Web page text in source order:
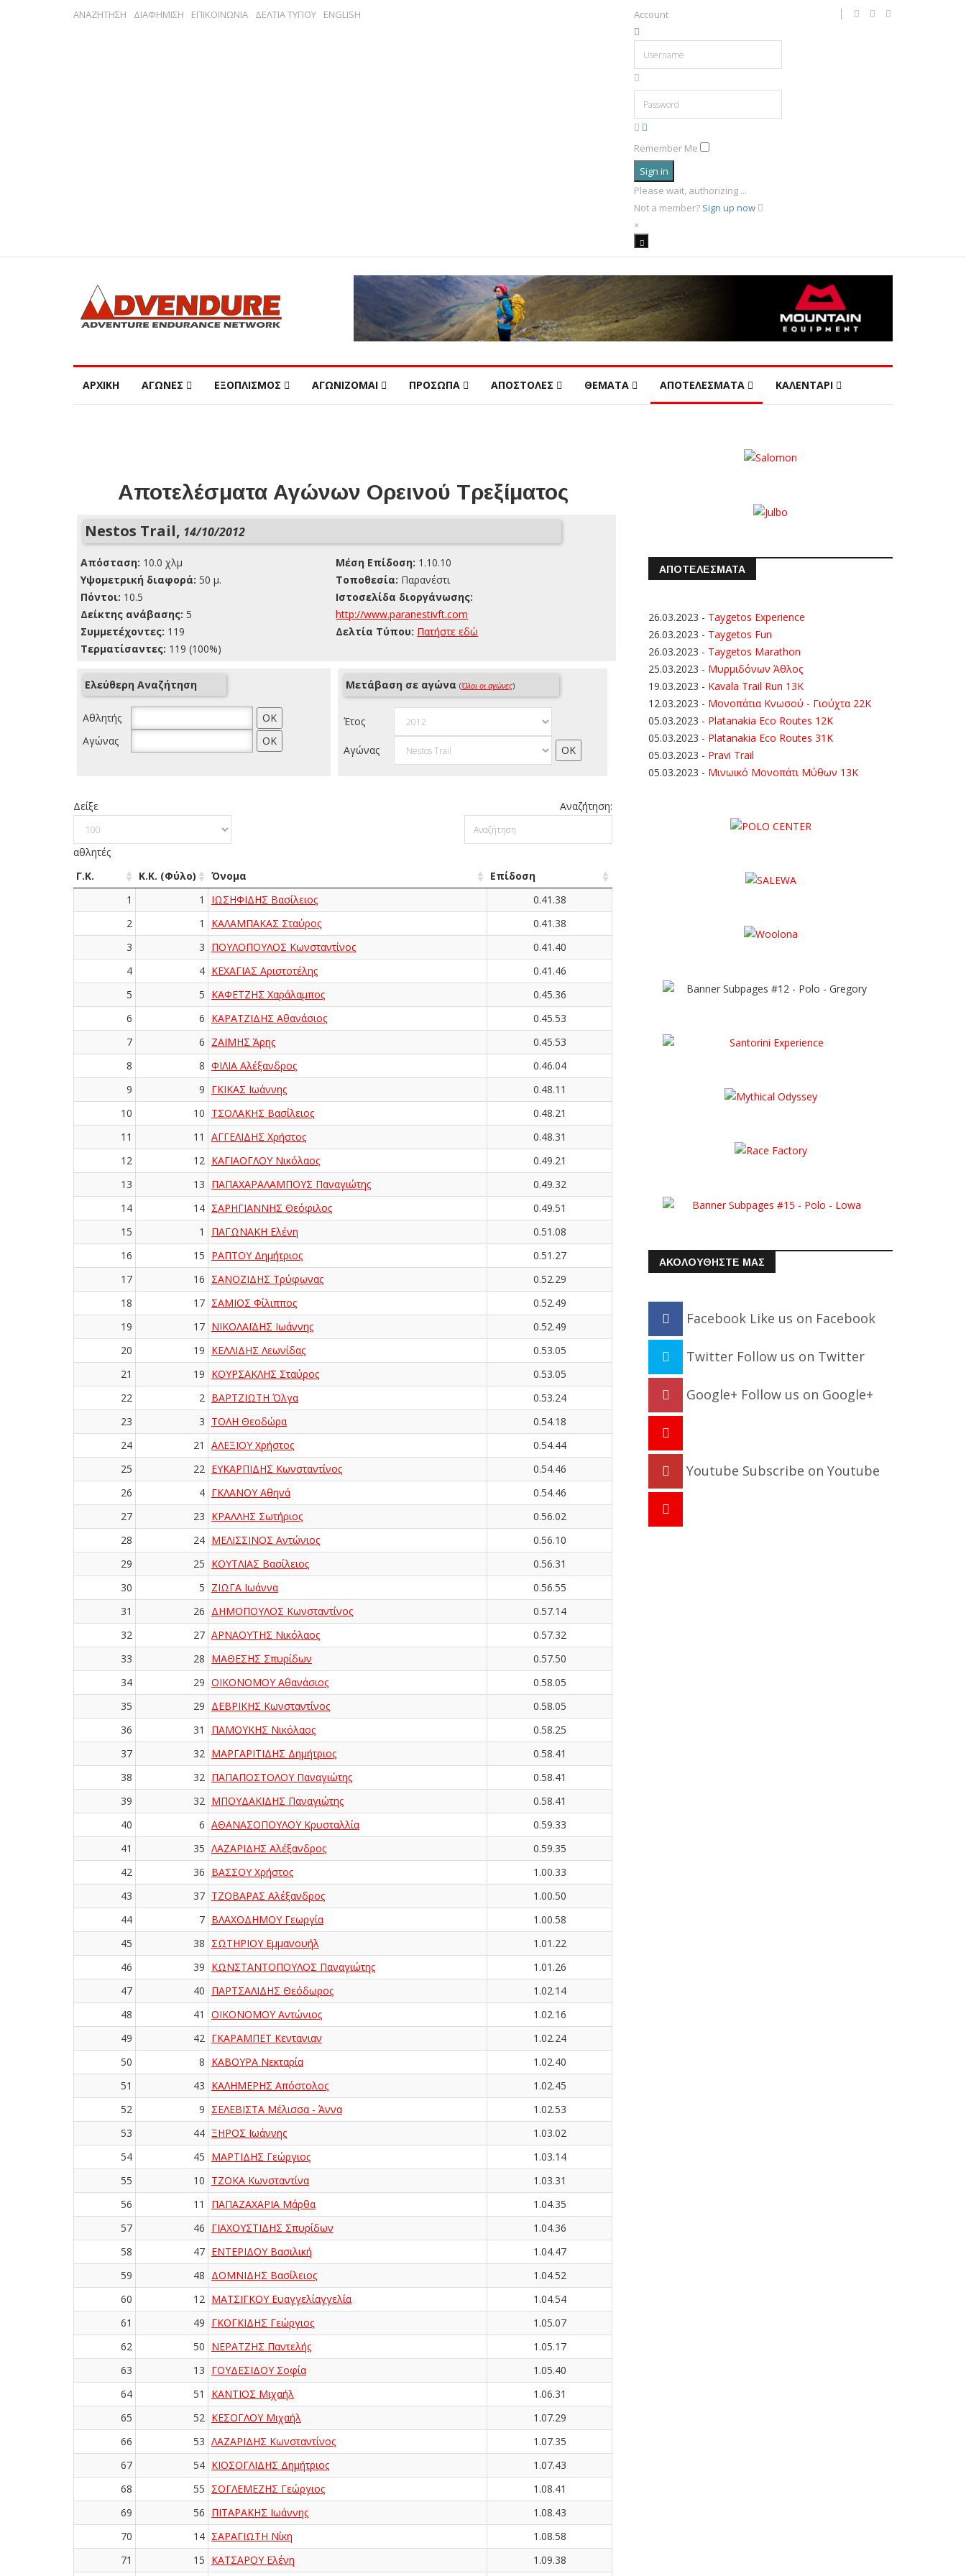
ΑΝΑΖΗΤΗΣΗ ΔΙΑΦΗΜΙΣΗ ΕΠΙΚΟΙΝΩΝΙΑ ΔΕΛΤΙΑ ΤΥΠΟΥ ENGLISH Account
Remember Me
Sign in
Please wait, authorizing ...
Not a member? Sign up now
×
ΑΡΧΙΚΗ ΑΓΩΝΕΣ ΕΞΟΠΛΙΣΜΟΣ ΑΓΩΝΙΖΟΜΑΙ ΠΡΟΣΩΠΑ ΑΠΟΣΤΟΛΕΣ ΘΕΜΑΤΑ ΑΠΟΤΕΛΕΣΜΑΤΑ ΚΑΛΕΝΤΑΡΙ
Αποτελέσματα Αγώνων Ορεινού Τρεξίματος
Nestos Trail, 14/10/2012
Απόσταση: 10.0 χλμ
Yψομετρική διαφορά: 50 μ.
Πόντοι: 10.5
Δείκτης ανάβασης: 5
Συμμετέχοντες: 119
Τερματίσαντες: 119 (100%)
Μέση Επίδοση: 1.10.10
Τοποθεσία: Παρανέστι
Ιστοσελίδα διοργάνωσης:
http://www.paranestivft.com
Δελτία Τύπου: Πατήστε εδώ
Ελεύθερη Αναζήτηση
Αθλητής
Αγώνας
Μετάβαση σε αγώνα (Όλοι οι αγώνες)
Έτος
Αγώνας
Δείξε
αθλητές
Αναζήτηση:
Γ.Κ. Κ.Κ. (Φύλο) Όνομα
Επίδοση
1
1 ΙΩΣΗΦΙΔΗΣ Βασίλειος
0.41.38
2
1 ΚΑΛΑΜΠΑΚΑΣ Σταύρος
0.41.38
3
3 ΠΟΥΛΟΠΟΥΛΟΣ Κωνσταντίνος
0.41.40
4
4 ΚΕΧΑΓΙΑΣ Αριστοτέλης
0.41.46
5
5 ΚΑΦΕΤΖΗΣ Χαράλαμπος
0.45.36
6
6 ΚΑΡΑΤΖΙΔΗΣ Αθανάσιος
0.45.53
7
6 ΖΑΪΜΗΣ Άρης
0.45.53
8
8 ΦΙΛΙΑ Αλέξανδρος
0.46.04
9
9 ΓΚΙΚΑΣ Ιωάννης
0.48.11
10
10 ΤΣΟΛΑΚΗΣ Βασίλειος
0.48.21
11
11 ΑΓΓΕΛΙΔΗΣ Χρήστος
0.48.31
12
12 ΚΑΓΙΑΟΓΛΟΥ Νικόλαος
0.49.21
13
13 ΠΑΠΑΧΑΡΑΛΑΜΠΟΥΣ Παναγιώτης
0.49.32
14
14 ΣΑΡΗΓΙΑΝΝΗΣ Θεόφιλος
0.49.51
15
1 ΠΑΓΩΝΑΚΗ Ελένη
0.51.08
16
15 ΡΑΠΤΟΥ Δημήτριος
0.51.27
17
16 ΣΑΝΟΖΙΔΗΣ Τρύφωνας
0.52.29
18
17 ΣΑΜΙΟΣ Φίλιππος
0.52.49
19
17 ΝΙΚΟΛΑΪΔΗΣ Ιωάννης
0.52.49
20
19 ΚΕΛΛΙΔΗΣ Λεωνίδας
0.53.05
21
19 ΚΟΥΡΣΑΚΛΗΣ Σταύρος
0.53.05
22
2 ΒΑΡΤΖΙΩΤΗ Όλγα
0.53.24
23
3 ΤΟΛΗ Θεοδώρα
0.54.18
24
21 ΑΛΕΞΙΟΥ Χρήστος
0.54.44
25
22 ΕΥΚΑΡΠΙΔΗΣ Κωνσταντίνος
0.54.46
26
4 ΓΚΛΑΝΟΥ Αθηνά
0.54.46
27
23 ΚΡΑΛΛΗΣ Σωτήριος
0.56.02
28
24 ΜΕΛΙΣΣΙΝΟΣ Αντώνιος
0.56.10
29
25 ΚΟΥΤΛΙΑΣ Βασίλειος
0.56.31
30
5 ΖΙΩΓΑ Ιωάννα
0.56.55
31
26 ΔΗΜΟΠΟΥΛΟΣ Κωνσταντίνος
0.57.14
32
27 ΑΡΝΑΟΥΤΗΣ Νικόλαος
0.57.32
33
28 ΜΑΘΕΣΗΣ Σπυρίδων
0.57.50
34
29 ΟΙΚΟΝΟΜΟΥ Αθανάσιος
0.58.05
35
29 ΔΕΒΡΙΚΗΣ Κωνσταντίνος
0.58.05
36
31 ΠΑΜΟΥΚΗΣ Νικόλαος
0.58.25
37
32 ΜΑΡΓΑΡΙΤΙΔΗΣ Δημήτριος
0.58.41
38
32 ΠΑΠΑΠΟΣΤΟΛΟΥ Παναγιώτης
0.58.41
39
32 ΜΠΟΥΔΑΚΙΔΗΣ Παναγιώτης
0.58.41
40
6 ΑΘΑΝΑΣΟΠΟΥΛΟΥ Κρυσταλλία
0.59.33
41
35 ΛΑΖΑΡΙΔΗΣ Αλέξανδρος
0.59.35
42
36 ΒΑΣΣΟΥ Χρήστος
1.00.33
43
37 ΤΖΟΒΑΡΑΣ Αλέξανδρος
1.00.50
44
7 ΒΛΑΧΟΔΗΜΟΥ Γεωργία
1.00.58
45
38 ΣΩΤΗΡΙΟΥ Εμμανουήλ
1.01.22
46
39 ΚΩΝΣΤΑΝΤΟΠΟΥΛΟΣ Παναγιώτης
1.01.26
47
40 ΠΑΡΤΣΑΛΙΔΗΣ Θεόδωρος
1.02.14
48
41 ΟΙΚΟΝΟΜΟΥ Αντώνιος
1.02.16
49
42 ΓΚΑΡΑΜΠΕΤ Κεντανιαν
1.02.24
50
8 ΚΑΒΟΥΡΑ Νεκταρία
1.02.40
51
43 ΚΑΛΗΜΕΡΗΣ Απόστολος
1.02.45
52
9 ΣΕΛΕΒΙΣΤΑ Μέλισσα - Άννα
1.02.53
53
44 ΞΗΡΟΣ Ιωάννης
1.03.02
54
45 ΜΑΡΤΙΔΗΣ Γεώργιος
1.03.14
55
10 ΤΖΟΚΑ Κωνσταντίνα
1.03.31
56
11 ΠΑΠΑΖΑΧΑΡΙΑ Μάρθα
1.04.35
57
46 ΓΙΑΧΟΥΣΤΙΔΗΣ Σπυρίδων
1.04.36
58
47 ΕΝΤΕΡΙΔΟΥ Βασιλική
1.04.47
59
48 ΔΟΜΝΙΔΗΣ Βασίλειος
1.04.52
60
12 ΜΑΤΣΙΓΚΟΥ Ευαγγελίαγγελία
1.04.54
61
49 ΓΚΟΓΚΙΔΗΣ Γεώργιος
1.05.07
62
50 ΝΕΡΑΤΖΗΣ Παντελής
1.05.17
63
13 ΓΟΥΔΕΣΙΔΟΥ Σοφία
1.05.40
64
51 ΚΑΝΤΙΟΣ Μιχαήλ
1.06.31
65
52 ΚΕΣΟΓΛΟΥ Μιχαήλ
1.07.29
66
53 ΛΑΖΑΡΙΔΗΣ Κωνσταντίνος
1.07.35
67
54 ΚΙΟΣΟΓΛΙΔΗΣ Δημήτριος
1.07.43
68
55 ΣΟΓΛΕΜΕΖΗΣ Γεώργιος
1.08.41
69
56 ΠΙΤΑΡΑΚΗΣ Ιωάννης
1.08.43
70
14 ΣΑΡΑΓΙΩΤΗ Νίκη
1.08.58
71
15 ΚΑΤΣΑΡΟΥ Ελένη 1.09.38
ΑΠΟΤΕΛΕΣΜΑΤΑ
26.03.2023 - Taygetos Experience
26.03.2023 - Taygetos Fun
26.03.2023 - Taygetos Marathon
25.03.2023 - Μυρμιδόνων Άθλος
19.03.2023 - Kavala Trail Run 13K
12.03.2023 - Μονοπάτια Κνωσού - Γιούχτα 22Κ
05.03.2023 - Platanakia Eco Routes 12K
05.03.2023 - Platanakia Eco Routes 31K
05.03.2023 - Pravi Trail
05.03.2023 - Μινωικό Μονοπάτι Μύθων 13Κ
ΑΚΟΛΟΥΘΗΣΤΕ ΜΑΣ
Facebook Like us on Facebook
Twitter Follow us on Twitter
Google+ Follow us on Google+
Youtube Subscribe on Youtube